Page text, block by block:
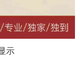
示